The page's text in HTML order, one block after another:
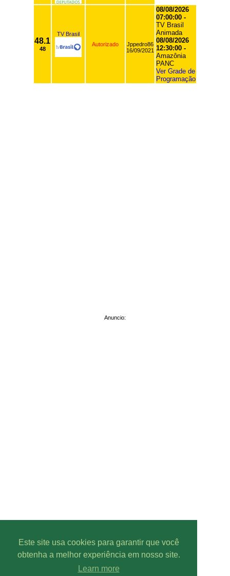
Este site usa cookies para garantir que você
obtenha a melhor experiência em nosso site.
Learn more
48.1
48
TV Brasil
Autorizado
Jppedro86
16/09/2021
08/08/2026
07:00:00 -
TV Brasil
Animada
08/08/2026
12:30:00 -
Amazônia
PANC
Ver Grade de
Programação
Anuncio:
Line-UP - Todos os direitos reservados.
Pode-se captar mais ou menos canais/radios, devido a condições
geográficas, climáticas, interferências de sinal, entre outros.